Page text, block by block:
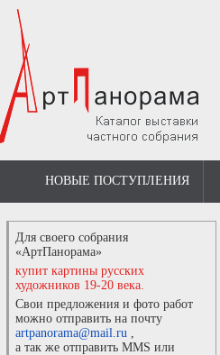
НОВЫЕ ПОСТУПЛЕНИЯ
Для своего собрания
«АртПанорама»
купит картины русских
художников 19-20 века.
Свои предложения и фото работ
можно отправить на почту
artpanorama@mail.ru ,
а так же отправить MMS или